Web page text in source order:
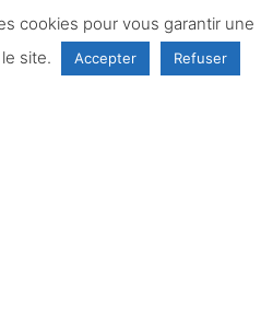
cookies pour vous garantir une
site.
Accepter Refuser